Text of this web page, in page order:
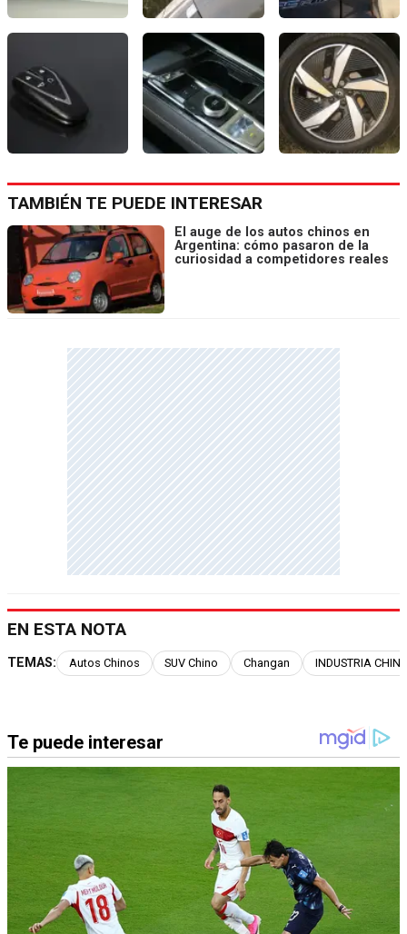
TAMBIÉN TE PUEDE INTERESAR
El auge de los autos chinos en
Argentina: cómo pasaron de la
curiosidad a competidores reales
EN ESTA NOTA
TEMAS: Autos Chinos SUV Chino Changan INDUSTRIA